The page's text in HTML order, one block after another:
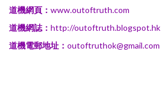
道機網頁： www.outoftruth.com
道機網誌： http://outoftruth.blogspot.hk
道機電郵地址： outoftruthok@gmail.com